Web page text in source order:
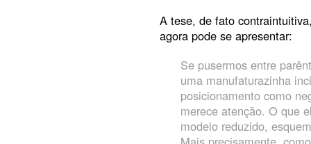
A tese, de fato
agora pode se apresentar:
Se pusermos entre
uma manufaturazinha
posicionamento como
merece atenção. O que
modelo reduzido,